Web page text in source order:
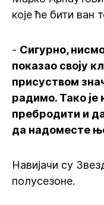
које ће бити ван
- Сигурно,
показао своју
присуством
радимо. Тако је
пребродити и
да надоместе
Навијачи су
полусезоне.